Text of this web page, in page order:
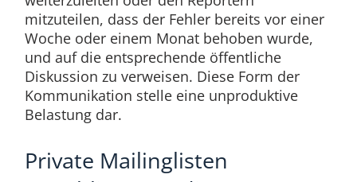
mitzuteilen, dass der Fehler bereits vor einer
Woche oder einem Monat behoben wurde,
und auf die entsprechende öffentliche
Diskussion zu verweisen. Diese Form der
Kommunikation stelle eine unproduktive
Belastung dar.
Private Mailinglisten